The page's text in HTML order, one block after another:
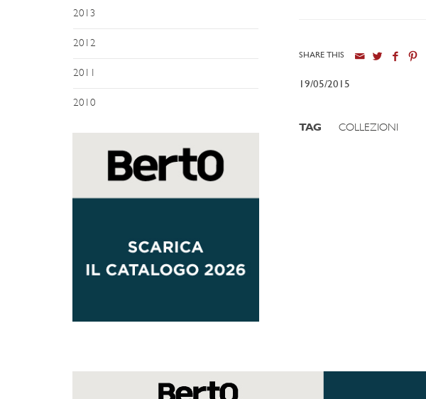
2013
2012
2011
2010
SHARE THIS
19/05/2015
TAG COLLEZIONI